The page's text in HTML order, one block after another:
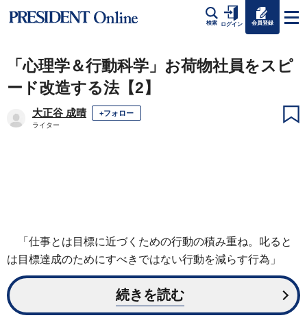
検索 ログイン 会員登録
「心理学＆行動科学」お荷物社員をスピ
ード改造する法【2】
大正谷 成晴 +フォロー
ライター
「仕事とは目標に近づくための行動の積み重ね。叱ると
は目標達成のためにすべきではない行動を減らす行為」
続きを読む